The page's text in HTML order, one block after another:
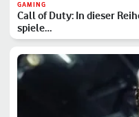
GAMING
Call of Duty: In dieser
spiele…